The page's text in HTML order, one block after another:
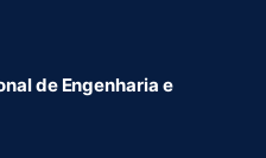
de Engenharia e